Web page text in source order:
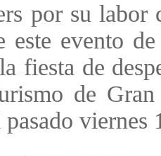
por su labor
este evento
fiesta de
de